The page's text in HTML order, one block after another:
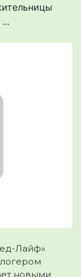
Лайф»
новыми